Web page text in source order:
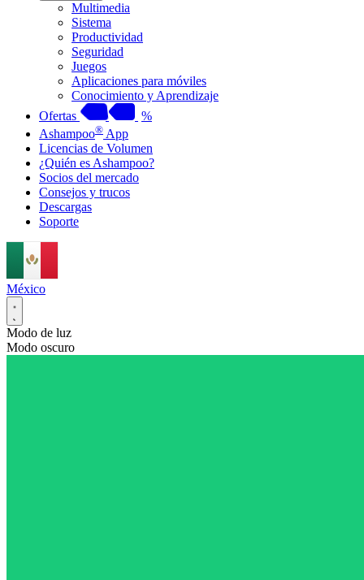
Multimedia
Sistema
Productividad
Seguridad
Juegos
Aplicaciones para móviles
Conocimiento y Aprendizaje
Ofertas
%
Ashampoo® App
Licencias de Volumen
¿Quién es Ashampoo?
Socios del mercado
Consejos y trucos
Descargas
Soporte
México
Modo de luz
Modo oscuro